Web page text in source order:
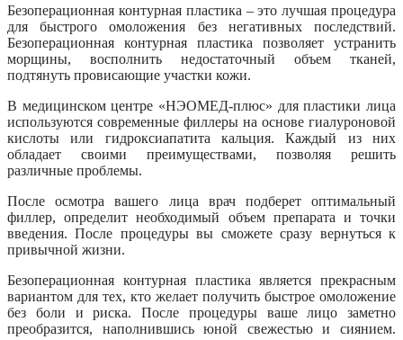
Безоперационная контурная пластика – это лучшая процедура
для быстрого омоложения без негативных последствий.
Безоперационная контурная пластика позволяет устранить
морщины, восполнить недостаточный объем тканей,
подтянуть провисающие участки кожи.
В медицинском центре «НЭОМЕД-плюс» для пластики лица
используются современные филлеры на основе гиалуроновой
кислоты или гидроксиапатита кальция. Каждый из них
обладает своими преимуществами, позволяя решить
различные проблемы.
После осмотра вашего лица врач подберет оптимальный
филлер, определит необходимый объем препарата и точки
введения. После процедуры вы сможете сразу вернуться к
привычной жизни.
Безоперационная контурная пластика является прекрасным
вариантом для тех, кто желает получить быстрое омоложение
без боли и риска. После процедуры ваше лицо заметно
преобразится, наполнившись юной свежестью и сиянием.